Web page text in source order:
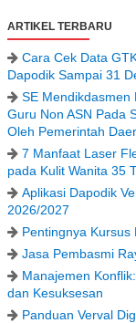
ARTIKEL TERBARU
Cara Cek Data
Dapodik Sampai 31
SE Mendikdasmen
Guru Non ASN Pada
Oleh Pemerintah
7 Manfaat Laser
pada Kulit Wanita 35
Aplikasi Dapodik
2026/2027
Pentingnya Kursus
Jasa Pembasmi
Manajemen
dan Kesuksesan
Panduan Verval